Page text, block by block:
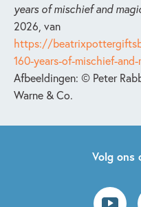
years of mischief and
2026, van
https://
160-years-of-mischief-and-
Afbeeldingen: © Peter
Warne & Co.
Volg ons